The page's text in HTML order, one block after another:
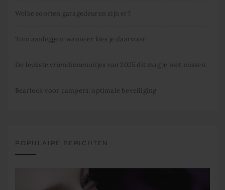
Welke soorten garagedeuren zijn er?
Tuin aanleggen: wanneer kies je daarvoor
De leukste vriendinnenuitjes van 2025 dit mag je niet missen.
Bearlock voor campers: optimale beveiliging
POPULAIRE BERICHTEN